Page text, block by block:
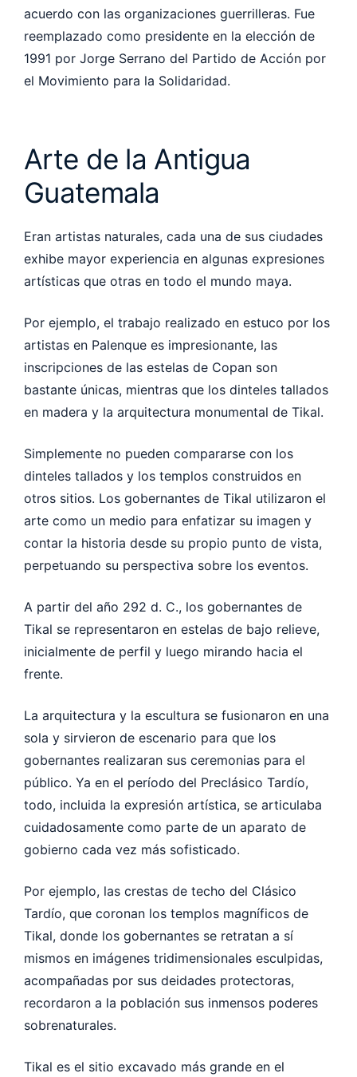
acuerdo con las organizaciones guerrilleras. Fue
reemplazado como presidente en la elección de
1991 por Jorge Serrano del Partido de Acción por
el Movimiento para la Solidaridad.
Arte de la Antigua
Guatemala
Eran artistas naturales, cada una de sus ciudades
exhibe mayor experiencia en algunas expresiones
artísticas que otras en todo el mundo maya.
Por ejemplo, el trabajo realizado en estuco por los
artistas en Palenque es impresionante, las
inscripciones de las estelas de Copan son
bastante únicas, mientras que los dinteles tallados
en madera y la arquitectura monumental de Tikal.
Simplemente no pueden compararse con los
dinteles tallados y los templos construidos en
otros sitios. Los gobernantes de Tikal utilizaron el
arte como un medio para enfatizar su imagen y
contar la historia desde su propio punto de vista,
perpetuando su perspectiva sobre los eventos.
A partir del año 292 d. C., los gobernantes de
Tikal se representaron en estelas de bajo relieve,
inicialmente de perfil y luego mirando hacia el
frente.
La arquitectura y la escultura se fusionaron en una
sola y sirvieron de escenario para que los
gobernantes realizaran sus ceremonias para el
público. Ya en el período del Preclásico Tardío,
todo, incluida la expresión artística, se articulaba
cuidadosamente como parte de un aparato de
gobierno cada vez más sofisticado.
Por ejemplo, las crestas de techo del Clásico
Tardío, que coronan los templos magníficos de
Tikal, donde los gobernantes se retratan a sí
mismos en imágenes tridimensionales esculpidas,
acompañadas por sus deidades protectoras,
recordaron a la población sus inmensos poderes
sobrenaturales.
Tikal es el sitio excavado más grande en el